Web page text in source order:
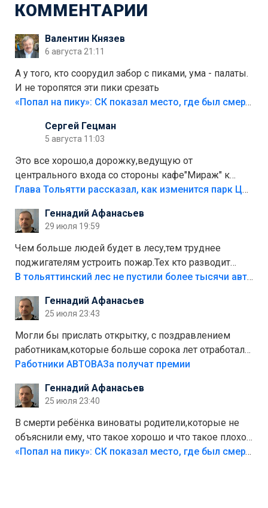
КОММЕНТАРИИ
Валентин Князев
6 августа 21:11
А у того, кто соорудил забор с пиками, ума - палаты.
И не торопятся эти пики срезать
«Попал на пику»: СК показал место, где был смертельно травмирован ребенок в Тольятти
Сергей Гецман
5 августа 11:03
Это все хорошо,а дорожку,ведущую от
центрального входа со стороны кафе"Мираж" к
аттракционам слабо доделать?А то бордюры
лежала в парке и испортилась.Да еще,видимо,часть
украли.
Глава Тольятти рассказал, как изменится парк Центрального района
Геннадий Афанасьев
29 июля 19:59
Чем больше людей будет в лесу,тем труднее
поджигателям устроить пожар.Тех кто разводит
костры,тех надо безбожно штрафовать.Камер полно
Штрафы мизерные.
В тольяттинский лес не пустили более тысячи автомобилей
Геннадий Афанасьев
25 июля 23:43
Могли бы прислать открытку, с поздравлением
работникам,которые больше сорока лет отработали
на предприятии.
Работники АВТОВАЗа получат премии
Геннадий Афанасьев
25 июля 23:40
В смерти ребёнка виноваты родители,которые не
объяснили ему, что такое хорошо и что такое плохо!
Лезть через такой забор,верх безумия,есть же
«Попал на пику»: СК показал место, где был смертельно травмирован ребенок в Тольятти